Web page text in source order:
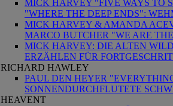
MICK HARVEY "FIVE WAYS TO
"WHERE THE DEEP ENDS":
MICK HARVEY & AMANDA
MARCO BUTCHER "WE ARE
MICK HARVEY: DIE ALTEN
ERZÄHLEN FÜR
RICHARD HAWLEY
PAUL DEN HEYER
SONNENDURCHFLUTETE
HEAVENT